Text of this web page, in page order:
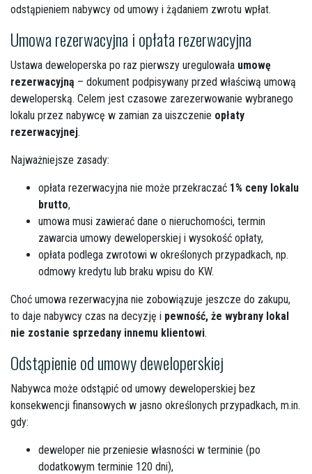
odstąpieniem nabywcy od umowy i żądaniem zwrotu wpłat.
Umowa rezerwacyjna i opłata rezerwacyjna
Ustawa deweloperska po raz pierwszy uregulowała umowę
rezerwacyjną – dokument podpisywany przed właściwą umową
deweloperską. Celem jest czasowe zarezerwowanie wybranego
lokalu przez nabywcę w zamian za uiszczenie opłaty
rezerwacyjnej.
Najważniejsze zasady:
opłata rezerwacyjna nie może przekraczać 1% ceny lokalu
brutto,
umowa musi zawierać dane o nieruchomości, termin
zawarcia umowy deweloperskiej i wysokość opłaty,
opłata podlega zwrotowi w określonych przypadkach, np.
odmowy kredytu lub braku wpisu do KW.
Choć umowa rezerwacyjna nie zobowiązuje jeszcze do zakupu,
to daje nabywcy czas na decyzję i pewność, że wybrany lokal
nie zostanie sprzedany innemu klientowi.
Odstąpienie od umowy deweloperskiej
Nabywca może odstąpić od umowy deweloperskiej bez
konsekwencji finansowych w jasno określonych przypadkach, m.in.
gdy:
deweloper nie przeniesie własności w terminie (po
dodatkowym terminie 120 dni),